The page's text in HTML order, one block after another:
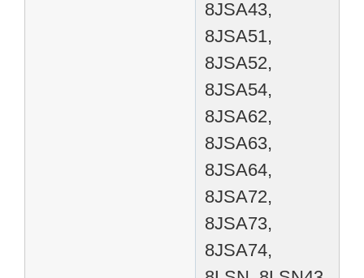
8JSA43,
8JSA51,
8JSA52,
8JSA54,
8JSA62,
8JSA63,
8JSA64,
8JSA72,
8JSA73,
8JSA74,